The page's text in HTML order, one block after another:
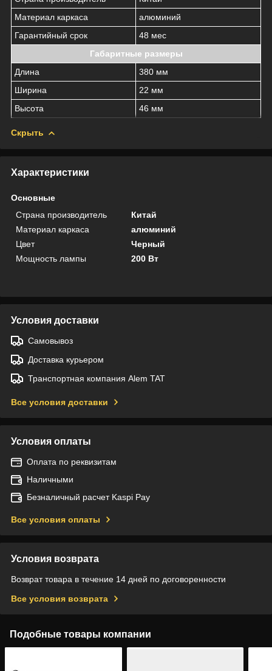
Материал каркаса
алюминий
Гарантийный срок
48 мес
Габаритные размеры
Длина
380 мм
Ширина
22 мм
Высота
46 мм
Скрыть
Характеристики
Основные
Страна производитель
Китай
Материал каркаса
алюминий
Цвет
Черный
Мощность лампы
200 Вт
Условия доставки
Самовывоз
Доставка курьером
Транспортная компания Alem TAT
Все условия доставки
Условия оплаты
Оплата по реквизитам
Наличными
Безналичный расчет Kaspi Pay
Все условия оплаты
Условия возврата
Возврат товара в течение 14 дней по договоренности
Все условия возврата
Подобные товары компании